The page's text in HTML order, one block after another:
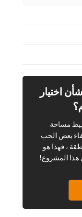
اختيار
مساحة
بعض الحب
، فهذا هو
هذا المشروع!